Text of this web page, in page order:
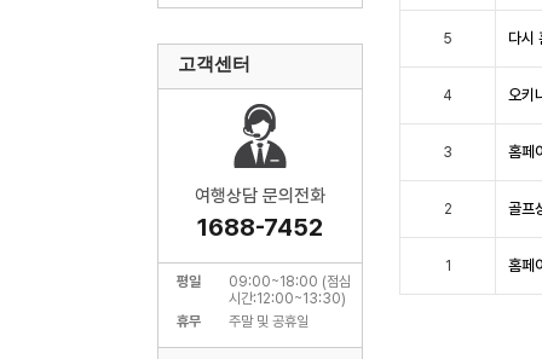
고객센터
여행상담 문의전화
1688-7452
평일
09:00~18:00 (점심
시간:12:00~13:30)
휴무
주말 및 공휴일
5 다시
4 오키
3 홈페
2 골프
1 홈페